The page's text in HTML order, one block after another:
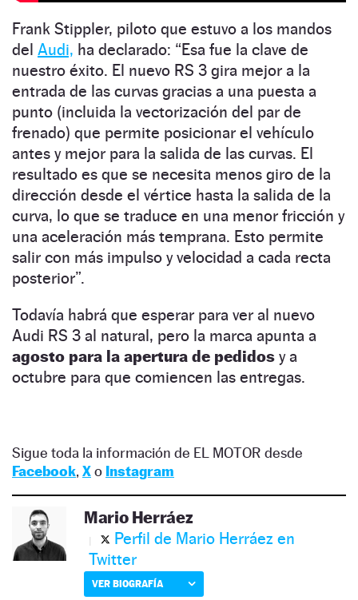
Frank Stippler, piloto que estuvo a los mandos
del Audi, ha declarado: “Esa fue la clave de
nuestro éxito. El nuevo RS 3 gira mejor a la
entrada de las curvas gracias a una puesta a
punto (incluida la vectorización del par de
frenado) que permite posicionar el vehículo
antes y mejor para la salida de las curvas. El
resultado es que se necesita menos giro de la
dirección desde el vértice hasta la salida de la
curva, lo que se traduce en una menor fricción y
una aceleración más temprana. Esto permite
salir con más impulso y velocidad a cada recta
posterior”.
Todavía habrá que esperar para ver al nuevo
Audi RS 3 al natural, pero la marca apunta a
agosto para la apertura de pedidos y a
octubre para que comiencen las entregas.
Sigue toda la información de EL MOTOR desde
Facebook, Xo Instagram
Mario Herráez
Perfil de Mario Herráez en
Twitter
VER BIOGRAFÍA